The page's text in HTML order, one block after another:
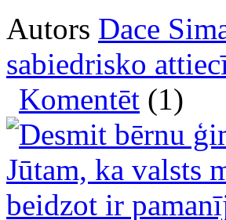
Autors Dace
sabiedrisko
Komentēt (1)